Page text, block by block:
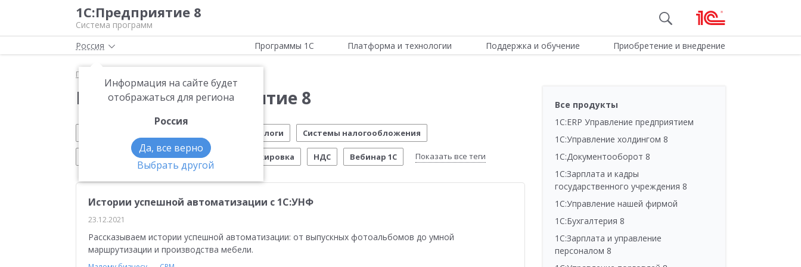
1С:Предприятие 8
Система программ
Россия
Информация на сайте будет
отображаться для региона
Россия
Да, все верно
Выбрать другой
Программы 1С Платформа и технологии Поддержка и обучение Приобретение и внедрение
Главная
Новости 1С:Предприятие 8
Налоги Системы налогообложения
Электронный документооборот Маркировка НДС Вебинар 1С
CRM
Показать все теги
Управление производством ИТС Отчетность по МСФО Новости Платформы
Платформа 1С:Предприятие 8 ЕГАИС Система управления предприятием
Маркетплейсы Работа с клиентами
Истории успешной автоматизации с 1С:УНФ
23.12.2021
Рассказываем истории успешной автоматизации: от выпускных фотоальбомов до умной
маршрутизации и производства мебели.
Все продукты
1С:ERP Управление предприятием
1С:Управление холдингом 8
1С:Документооборот 8
1С:Зарплата и кадры
государственного учреждения 8
1С:Управление нашей фирмой
1С:Бухгалтерия 8
1С:Зарплата и управление
персоналом 8